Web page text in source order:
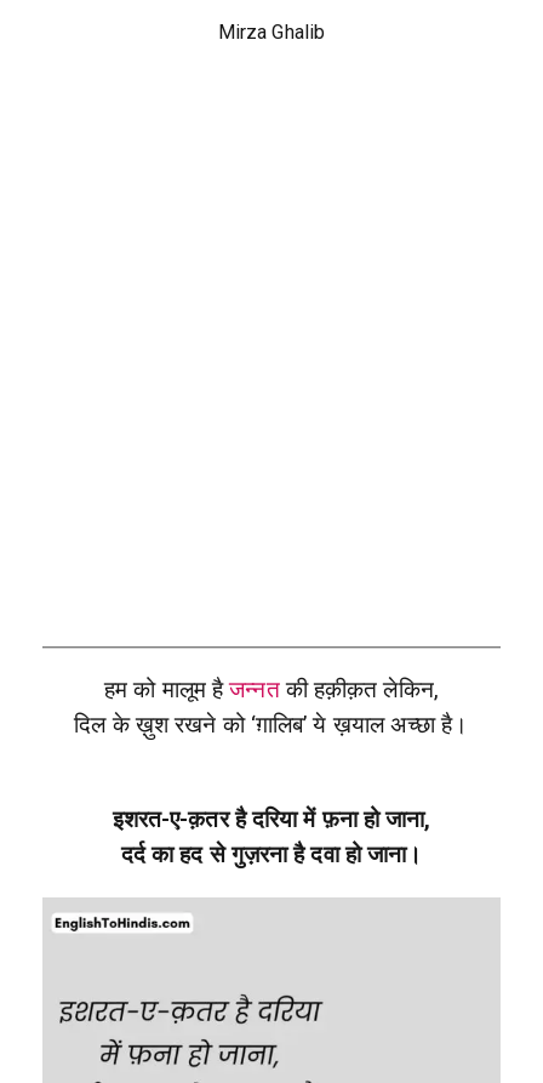
Mirza Ghalib
हम को मालूम हैजन्नतकी हक़ीक़त लेकिन,
दिल के ख़ुश रखने को ‘ग़ालिब’ ये ख़याल अच्छा है।
इशरत-ए-क़तर है दरिया में फ़ना हो जाना,
दर्द का हद से गुज़रना है दवा हो जाना।